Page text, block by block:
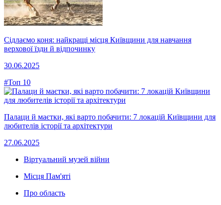
Сідлаємо коня: найкращі місця Київщини для навчання
верхової їзди й відпочинку
30.06.2025
#Топ 10
Палаци й маєтки, які варто побачити: 7 локацій Київщини для
любителів історії та архітектури
27.06.2025
Віртуальний музей війни
Місця Пам'яті
Про область